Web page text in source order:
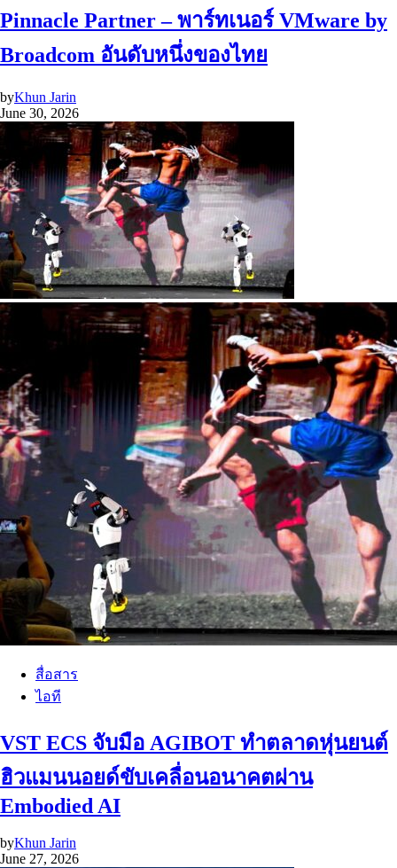
Pinnacle Partner – พาร์ทเนอร์ VMware by
Broadcom อันดับหนึ่งของไทย
byKhun Jarin
June 30, 2026
สื่อสาร
ไอที
VST ECS จับมือ AGIBOT ทำตลาดหุ่นยนต์
ฮิวแมนนอยด์ขับเคลื่อนอนาคตผ่าน
Embodied AI
byKhun Jarin
June 27, 2026